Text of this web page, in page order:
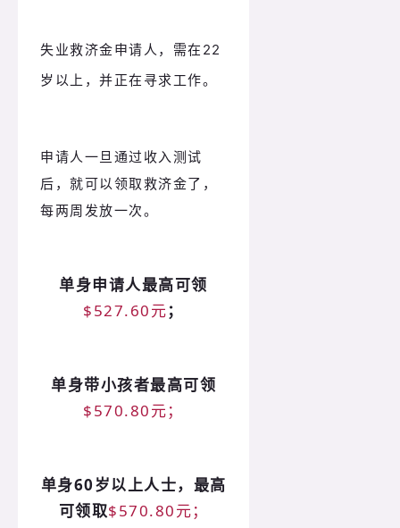
失业救济金申请人，需在22
岁以上，并正在寻求工作。
申请人一旦通过收入测试
后，就可以领取救济金了，
每两周发放一次。
单身申请人最高可领
$527.60元；
单身带小孩者最高可领
$570.80元；
单身60岁以上人士，最高
可领取$570.80元；